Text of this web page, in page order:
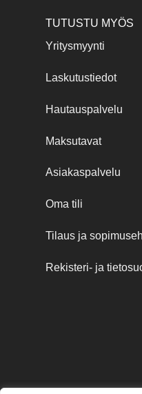
TUTUSTU MYÖS
Yritysmyynti
Laskutustiedot
Hautauspalvelu
Maksutavat
Asiakaspalvelu
Oma tili
Tilaus ja
Rekisteri- ja